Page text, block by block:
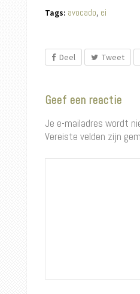
Tags: avocado, ei
Deel Tweet
Geef een reactie
Je e-mailadres wordt
Vereiste velden zijn